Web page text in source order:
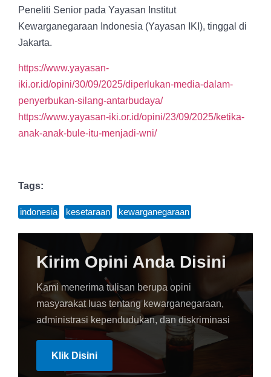
Peneliti Senior pada Yayasan Institut
Kewarganegaraan Indonesia (Yayasan IKI), tinggal di
Jakarta.
https://www.yayasan-
iki.or.id/opini/30/09/2025/diperlukan-media-dalam-
penyerbukan-silang-antarbudaya/
https://www.yayasan-iki.or.id/opini/23/09/2025/ketika-
anak-anak-bule-itu-menjadi-wni/
Tags:
indonesia kesetaraan kewarganegaraan
Kirim Opini Anda Disini
Kami menerima tulisan berupa opini
masyarakat luas tentang kewarganegaraan,
administrasi kependudukan, dan diskriminasi
Klik Disini